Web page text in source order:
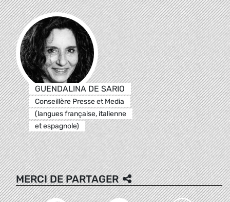
GUENDALINA DE SARIO
Conseillère Presse et Media
(langues française, italienne
et espagnole)
MERCI DE PARTAGER